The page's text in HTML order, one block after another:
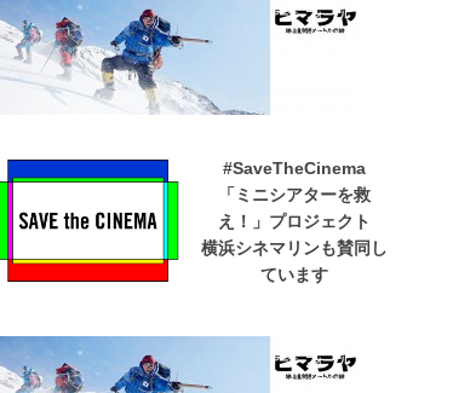
#SaveTheCinema
「ミニシアターを救
え！」プロジェクト
横浜シネマリンも賛同し
ています